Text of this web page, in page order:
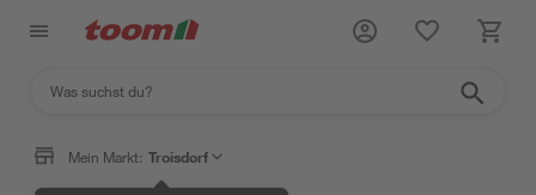
Mein Markt: Troisdorf